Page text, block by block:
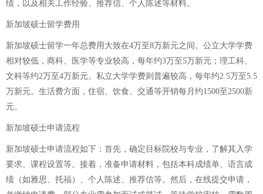
绩，以及相关工作经验、推荐信、个人陈述等材料。
新加坡硕士留学费用
新加坡硕士留学一年总费用大致在4万至8万新元之间。公立大学学费
相对较低，商科、医学等专业较高，每年约3万至5万新元；理工科、
文科等约2万至4万新元。私立大学学费则普遍较高，每年约2.5万至5.5
万新元。生活费方面，住宿、饮食、交通等开销每月约1500至2500新
元。
新加坡硕士申请流程
新加坡硕士申请流程如下：首先，确定目标院校与专业，了解其入学
要求、课程设置等。接着，准备申请材料，包括本科成绩单、语言成
绩（如雅思、托福）、个人陈述、推荐信等。然后，在线提交申请，